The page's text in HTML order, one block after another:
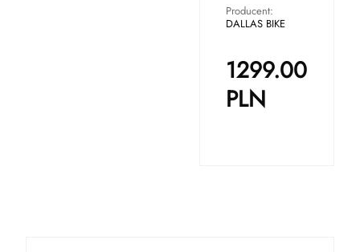
Producent:
DALLAS BIKE
1299.00
PLN